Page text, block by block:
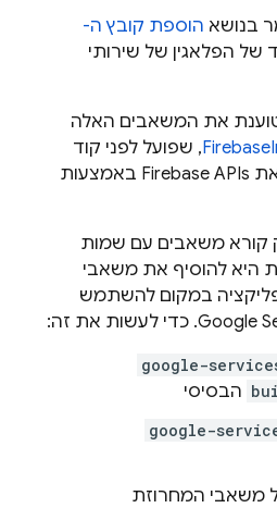
בנושא הוספת קובץ ה-
של הפלאגין של שירותי
את המשאבים האלה
, שפועל לפני קוד
האפליקציה ומאתחל את Firebase APIs באמצעות
קורא משאבים עם שמות
היא להוסיף את משאבי
במקום להשתמש
google-
הבסיסי
google-
משאבי המחרוזת